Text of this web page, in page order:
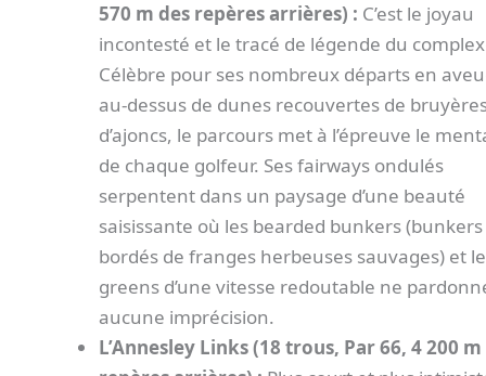
570 m des repères arrières) : C’est le joyau
incontesté et le tracé de légende du
Célèbre pour ses nombreux départs en
au-dessus de dunes recouvertes de
d’ajoncs, le parcours met à l’épreuve le
de chaque golfeur. Ses fairways ondulés
serpentent dans un paysage d’une beauté
saisissante où les bearded bunkers (bunkers
bordés de franges herbeuses sauvages) et
greens d’une vitesse redoutable ne
aucune imprécision.
L’Annesley Links (18 trous, Par 66, 4 200 m